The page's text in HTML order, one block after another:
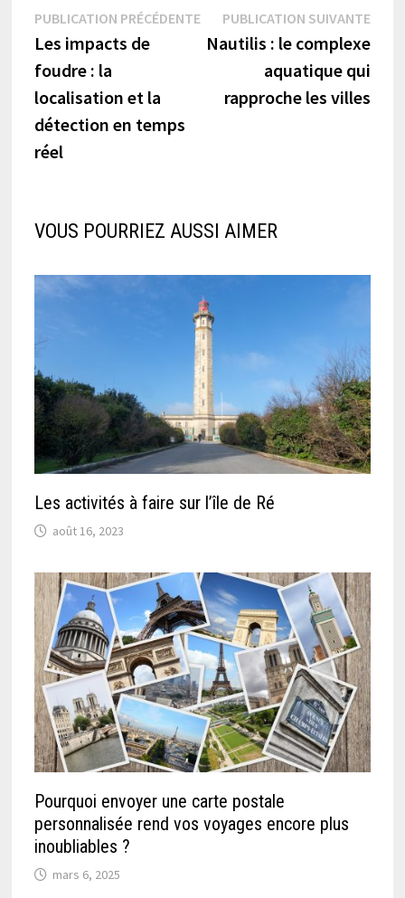
Navigation
de
l’article
PUBLICATION PRÉCÉDENTEPublication
précédente :
Les impacts de
foudre : la
localisation et la
détection en temps
réel
PUBLICATION SUIVANTE
Nautilis : le complexe
aquatique qui
rapproche les villes
VOUS POURRIEZ AUSSI AIMER
Les activités à faire sur l’île de Ré
août 16, 2023
Pourquoi envoyer une carte postale
personnalisée rend vos voyages encore plus
inoubliables ?
mars 6, 2025